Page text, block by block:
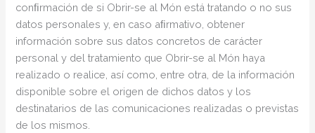
conﬁrmación de si Obrir-se al Món está tratando o no sus
datos personales y, en caso aﬁrmativo, obtener
información sobre sus datos concretos de carácter
personal y del tratamiento que Obrir-se al Món haya
realizado o realice, así como, entre otra, de la información
disponible sobre el origen de dichos datos y los
destinatarios de las comunicaciones realizadas o previstas
de los mismos.